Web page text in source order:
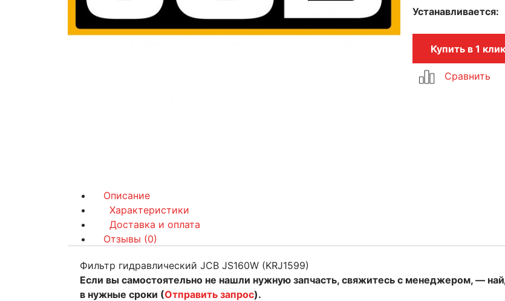
Устанавливается
Купить в 1 клик
Описание
Характеристики
Доставка и оплата
Отзывы (0)
Фильтр гидравлический JCB JS160W (KRJ1599)
Если вы самостоятельно не нашли нужную запчасть, свяжитесь с менеджером, —
в нужные сроки (Отправить запрос).